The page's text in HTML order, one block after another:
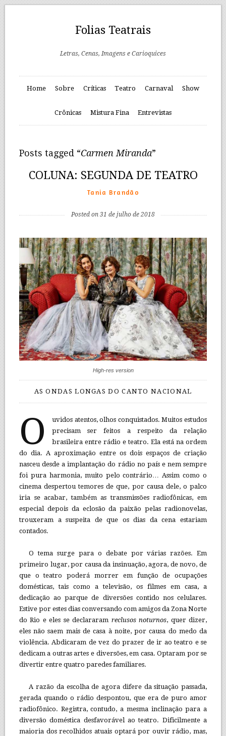
Folias Teatrais
Letras, Cenas, Imagens e Carioquices
Home Sobre Críticas Teatro Carnaval Show
Crônicas Mistura Fina Entrevistas
Posts tagged “Carmen Miranda”
COLUNA: SEGUNDA DE TEATRO
Tania Brandão
Posted on 31 de julho de 2018
High-res version
AS ONDAS LONGAS DO CANTO NACIONAL
O
uvidos atentos, olhos conquistados. Muitos estudos
precisam ser feitos a respeito da relação
brasileira entre rádio e teatro. Ela está na ordem
do dia. A aproximação entre os dois espaços de criação
nasceu desde a implantação do rádio no país e nem sempre
foi pura harmonia, muito pelo contrário… Assim como o
cinema despertou temores de que, por causa dele, o palco
iria se acabar, também as transmissões radiofônicas, em
especial depois da eclosão da paixão pelas radionovelas,
trouxeram a suspeita de que os dias da cena estariam
contados.
O tema surge para o debate por várias razões. Em
primeiro lugar, por causa da insinuação, agora, de novo, de
que o teatro poderá morrer em função de ocupações
domésticas, tais como a televisão, os filmes em casa, a
dedicação ao parque de diversões contido nos celulares.
Estive por estes dias conversando com amigos da Zona Norte
do Rio e eles se declararam reclusos noturnos, quer dizer,
eles não saem mais de casa à noite, por causa do medo da
violência. Abdicaram de vez do prazer de ir ao teatro e se
dedicam a outras artes e diversões, em casa. Optaram por se
divertir entre quatro paredes familiares.
A razão da escolha de agora difere da situação passada,
gerada quando o rádio despontou, que era de puro amor
radiofônico. Registra, contudo, a mesma inclinação para a
diversão doméstica desfavorável ao teatro. Dificilmente a
maioria dos recolhidos atuais optará por ouvir rádio, mas,